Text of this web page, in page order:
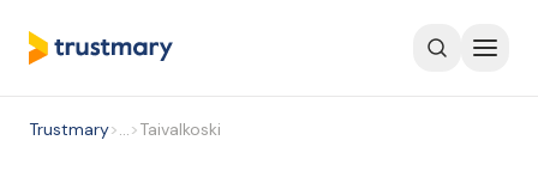
Trustmary>…>Taivalkoski